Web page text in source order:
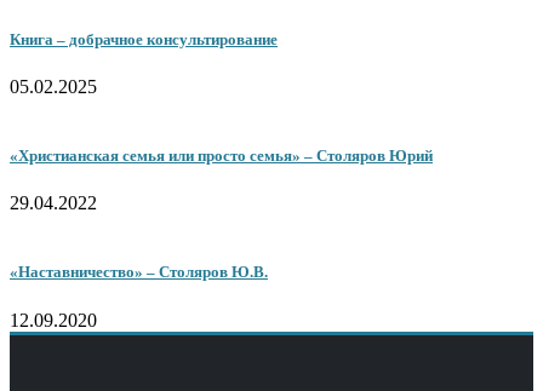
Книга – добрачное консультирование
05.02.2025
«Христианская семья или просто семья» – Столяров Юрий
29.04.2022
«Наставничество» – Столяров Ю.В.
12.09.2020